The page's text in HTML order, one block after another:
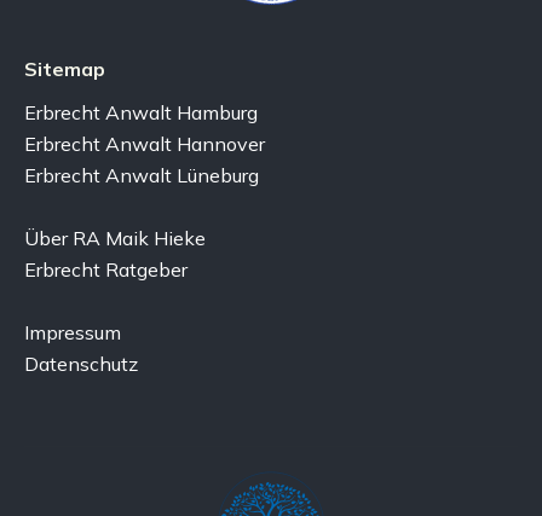
Sitemap
Erbrecht Anwalt Hamburg
Erbrecht Anwalt Hannover
Erbrecht Anwalt Lüneburg
Über RA Maik Hieke
Erbrecht Ratgeber
Impressum
Datenschutz